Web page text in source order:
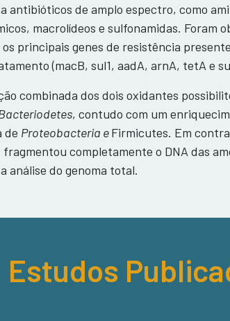
antibióticos de amplo espectro, como
macrolídeos e sulfonamidas. Foram
os principais genes de resistência
(macB, sul1, aadA, arnA, tetA e
combinada dos dois oxidantes
, contudo com um
de Proteobacteria eFirmicutes. Em
completamente o DNA das
análise do genoma total.
Estudos